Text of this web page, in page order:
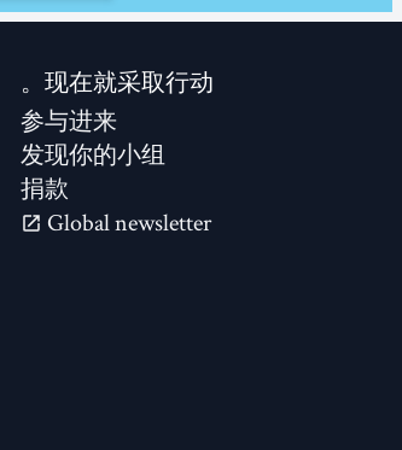
现在就采取行动。
参与进来
发现你的小组
捐款
Global newsletter